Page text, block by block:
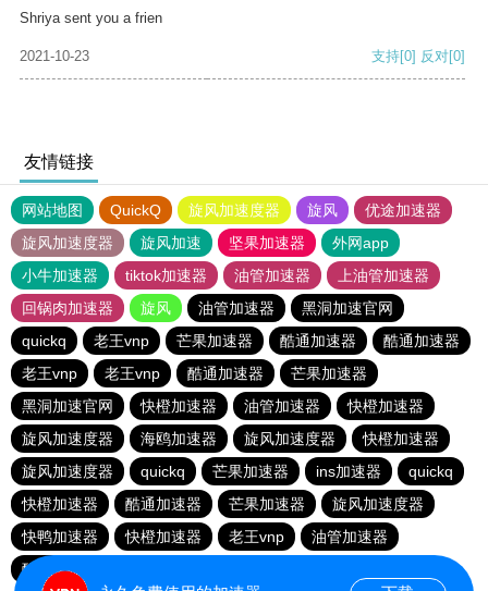
Shriya sent you a frien
2021-10-23 支持[0] 反对[0]
友情链接
网站地图 QuickQ 旋风加速度器 旋风
优途加速器
旋风加速度器
旋风加速 坚果加速器
外网app
小牛加速器
tiktok加速器 油管加速器
上油管加速器
回锅肉加速器
旋风 油管加速器
黑洞加速官网
quickq
老王vnp 芒果加速器 酷通加速器
酷通加速器
老王vnp
老王vnp 酷通加速器
芒果加速器
黑洞加速官网
快橙加速器 油管加速器
快橙加速器
旋风加速度器
海鸥加速器 旋风加速度器
快橙加速器
旋风加速度器
quickq 芒果加速器 ins加速器
quickq
快橙加速器
酷通加速器 芒果加速器
旋风加速度器
快鸭加速器
快橙加速器 老王vnp
油管加速器
酷通加速器